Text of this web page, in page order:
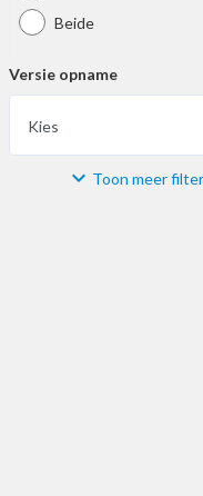
Beide
Versie opname
Kies
Materiaal Toon meer